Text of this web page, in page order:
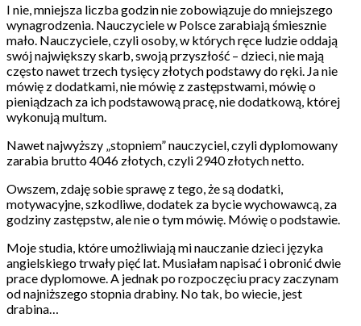
I nie, mniejsza liczba godzin nie zobowiązuje do mniejszego
wynagrodzenia. Nauczyciele w Polsce zarabiają śmiesznie
mało. Nauczyciele, czyli osoby, w których ręce ludzie oddają
swój największy skarb, swoją przyszłość – dzieci, nie mają
często nawet trzech tysięcy złotych podstawy do ręki. Ja nie
mówię z dodatkami, nie mówię z zastępstwami, mówię o
pieniądzach za ich podstawową pracę, nie dodatkową, której
wykonują multum.
Nawet najwyższy „stopniem” nauczyciel, czyli dyplomowany
zarabia brutto 4046 złotych, czyli 2940 złotych netto.
Owszem, zdaję sobie sprawę z tego, że są dodatki,
motywacyjne, szkodliwe, dodatek za bycie wychowawcą, za
godziny zastępstw, ale nie o tym mówię. Mówię o podstawie.
Moje studia, które umożliwiają mi nauczanie dzieci języka
angielskiego trwały pięć lat. Musiałam napisać i obronić dwie
prace dyplomowe. A jednak po rozpoczęciu pracy zaczynam
od najniższego stopnia drabiny. No tak, bo wiecie, jest
drabina…